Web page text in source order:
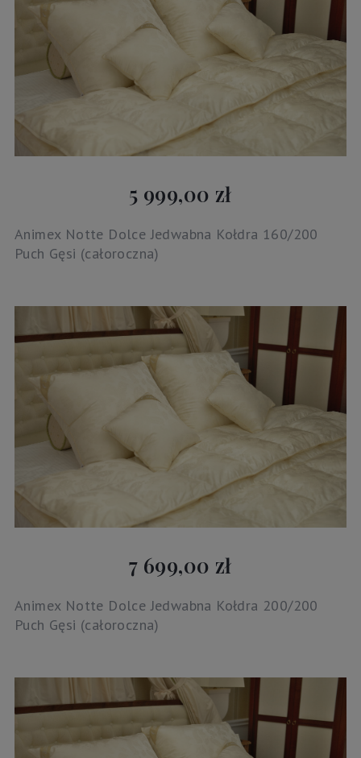
5 999,00 zł
Animex Notte Dolce Jedwabna Kołdra 160/200
Puch Gęsi (całoroczna)
7 699,00 zł
Animex Notte Dolce Jedwabna Kołdra 200/200
Puch Gęsi (całoroczna)